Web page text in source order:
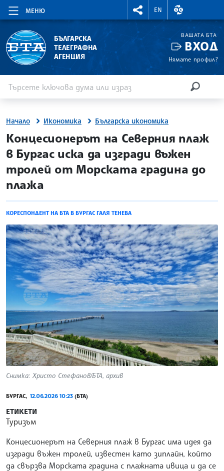
МЕНЮ
RIGHTMENU.SOCIAL
EN
ВАЛУТНИ
БЪЛГАРСКА
ТЕЛЕГРАФНА
АГЕНЦИЯ
ВАШАТА БТА
ВХОД
Нямате профил?
Начало Икономика Българска икономика
site.bta
Концесионерът на Северния плаж
в Бургас иска да изгради въжен
тролей от Морската градина до
плажа
КОРЕСПОНДЕНТ НА БТА В БУРГАС ГАЛЯ ТЕНЕВА
Снимка: Христо Стефанов/БТА, архив
БУРГАС, 12.06.2026 10:23 (БТА)
ЕТИКЕТИ
Туризъм
Концесионерът на Северния плаж в Бургас има идея да
изгради въжен тролей, известен като зиплайн, който
да свързва Морската градина с плажната ивица и да се